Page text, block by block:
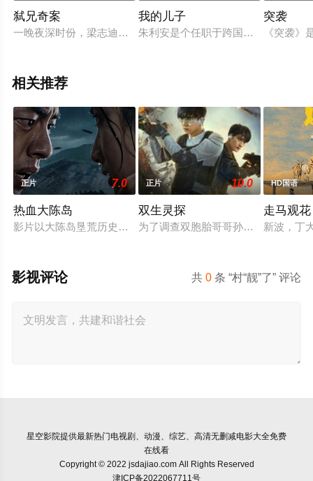
弑兄奇案
一晚夜深时份，梁志迪把他睡梦的哥哥杀死，带着无比怨愤与
我的儿子
朱利安是个任职于跨国石油公司的地
突袭
《突袭》
相关推荐
正片 7.0
热血大陈岛
影片以大陈岛垦荒历史为创作底色，在尊重历史真实性的前提
正片 10.0
双生灵探
为了调查双胞胎哥哥孙小糊的失踪，
HD国语
走马观花
新波，丁
共0 条 “村“靓”了” 评论
影视评论
星空影院提供最新热门电视剧、动漫、综艺、高清无删减电影大全免费
在线看
Copyright © 2022 jsdajiao.com All Rights Reserved
津ICP备2022067711号